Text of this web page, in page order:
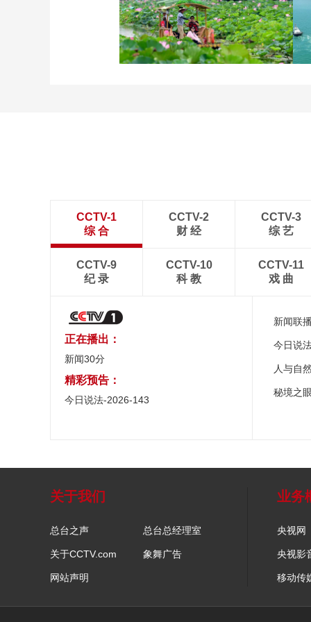
立秋近 采菱忙
CCTV-1
综 合
CCTV-2
财 经
CCTV-3
综 艺
CCTV-9
纪 录
CCTV-10
科 教
CCTV-11
戏 曲
正在播出：
新闻30分
精彩预告：
今日说法-2026-143
新闻联
今日说
人与自
秘境之
关于我们
总台之声 总台总经理室
关于CCTV.com 象舞广告
网站声明
业务
央视网
央视影
移动传